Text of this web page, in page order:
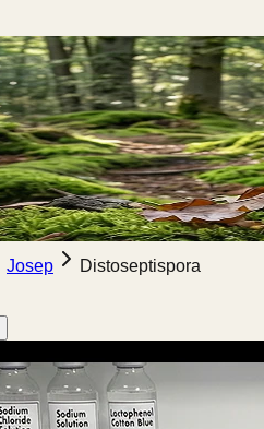
Josep
Distoseptispora